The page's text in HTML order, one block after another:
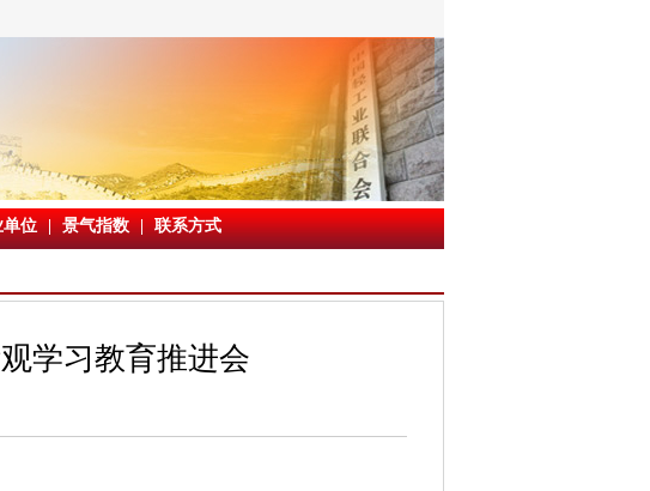
单位 | 景气指数 | 联系方式
学习教育推进会